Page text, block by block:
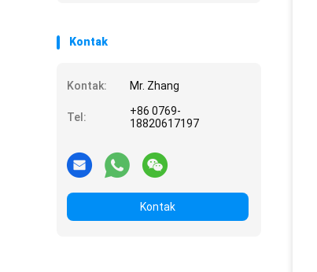
Kontak
Kontak: Mr. Zhang
Tel:
+86 0769-
18820617197
Kontak